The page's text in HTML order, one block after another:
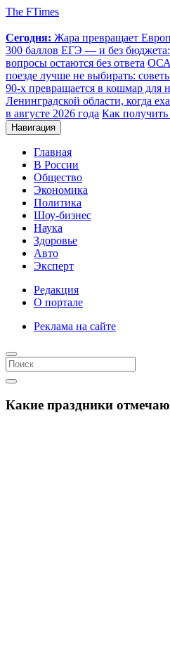
The FTimes
Сегодня: Жара превращает
300 баллов ЕГЭ — и без бюджета:
вопросы остаются без ответа
поезде лучше не выбирать:
90-х превращается в кошмар для
Ленинградской области, когда
в августе 2026 года Как
Навигация
Главная
В России
Общество
Экономика
Политика
Шоу-бизнес
Наука
Здоровье
Авто
Эксперт
Редакция
О портале
Реклама на сайте
Какие праздники